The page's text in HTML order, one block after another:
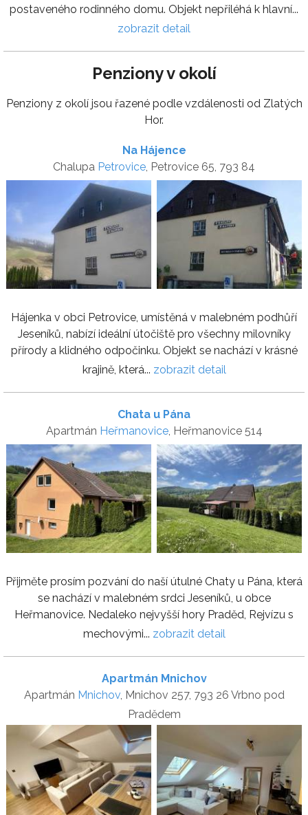
postaveného rodinného domu. Objekt nepřiléhá k hlavní...
zobrazit detail
Penziony v okolí
Penziony z okolí jsou řazené podle vzdálenosti od Zlatých
Hor.
Na Hájence
Chalupa Petrovice, Petrovice 65, 793 84
Hájenka v obci Petrovice, umístěná v malebném podhůří
Jeseníků, nabízí ideální útočiště pro všechny milovníky
přírody a klidného odpočinku. Objekt se nachází v krásné
krajině, která... zobrazit detail
Chata u Pána
Apartmán Heřmanovice, Heřmanovice 514
Přijměte prosím pozvání do naší útulné Chaty u Pána, která
se nachází v malebném srdci Jeseníků, u obce
Heřmanovice. Nedaleko nejvyšší hory Praděd, Rejvízu s
mechovými... zobrazit detail
Apartmán Mnichov
Apartmán Mnichov, Mnichov 257, 793 26 Vrbno pod
Pradědem